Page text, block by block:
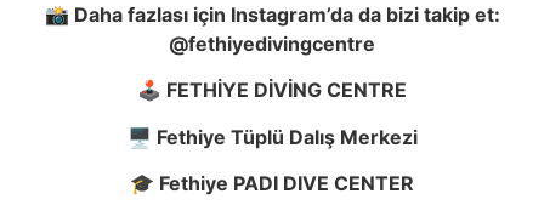
📸 Daha fazlası için Instagram’da da bizi takip et:
@fethiyedivingcentre
🕹️ FETHİYE DİVİNG CENTRE
🖥️ Fethiye Tüplü Dalış Merkezi
🎓 Fethiye PADI DIVE CENTER